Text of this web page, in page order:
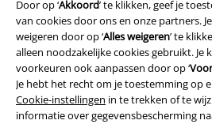
Door op ‘Akkoord’ te klikken, geef je
van cookies door ons en onze partners.
weigeren door op ‘Alles weigeren’ te
alleen noodzakelijke cookies gebruikt. Je
voorkeuren ook aanpassen door op ‘
Je hebt het recht om je toestemming op
Cookie-instellingen in te trekken of te
informatie over gegevensbescherming